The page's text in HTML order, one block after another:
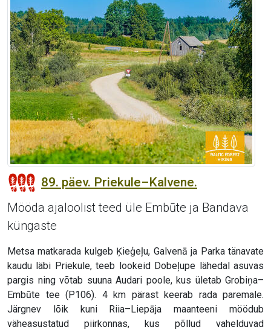
89. päev. Priekule–Kalvene.
Mööda ajaloolist teed üle Embūte ja Bandava
küngaste
Metsa matkarada kulgeb Ķieģeļu, Galvenā ja Parka tänavate
kaudu läbi Priekule, teeb lookeid Dobeļupe lähedal asuvas
pargis ning võtab suuna Audari poole, kus ületab Grobiņa–
Embūte tee (P106). 4 km pärast keerab rada paremale.
Järgnev lõik kuni Riia–Liepāja maanteeni möödub
väheasustatud piirkonnas, kus põllud vahelduvad